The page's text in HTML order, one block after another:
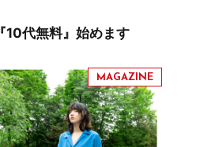
『10代無料』始めます